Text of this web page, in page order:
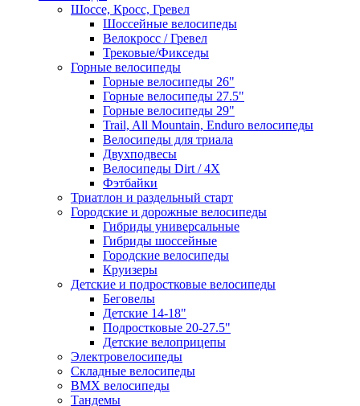
Шоссе, Кросс, Гревел
Шоссейные велосипеды
Велокросс / Гревел
Трековые/Фикседы
Горные велосипеды
Горные велосипеды 26"
Горные велосипеды 27.5"
Горные велосипеды 29"
Trail, All Mountain, Enduro велосипеды
Велосипеды для триала
Двухподвесы
Велосипеды Dirt / 4X
Фэтбайки
Триатлон и раздельный старт
Городские и дорожные велосипеды
Гибриды универсальные
Гибриды шоссейные
Городские велосипеды
Круизеры
Детские и подростковые велосипеды
Беговелы
Детские 14-18"
Подростковые 20-27.5"
Детские велоприцепы
Электровелосипеды
Складные велосипеды
BMX велосипеды
Тандемы